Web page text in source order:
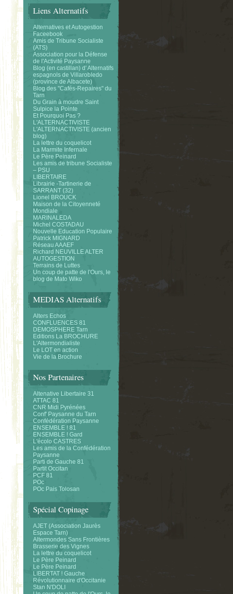
Liens Alternatifs
Alternatives et Autogestion
Faceebook
Amis de Tribune Socialiste
(ATS)
Association pour la Défense
de l'Activité Paysanne
Blog (en castillan) d' Alternatifs
espagnols de Villarobledo
(province de Albacete)
Blog des "Cafés-Repaires" du
Tarn
Du Grain à moudre Saint
Sulpice la Pointe
Et Pourquoi Pas ?
L'ALTERNACTIVISTE
L'ALTERNACTIVISTE (ancien
blog)
La lettre du coquelicot
La Marmite Infernale
Le Père Peinard
Les amis de tribune Socialiste
– PSU
LIBERTAIRE
Librairie -Tartinerie de
SARRANT (32)
Lionel BROUCK
Maison de la Citoyenneté
Mondiale
MARINALEDA
Michel COSTADAU
Nouvelle Education Populaire
Patrick MIGNARD
Réseau AAAEF
Richard NEUVILLE ALTER
AUTOGESTION
Terrains de Luttes
Un coup de patte de l'Ours, le
blog de Mato Wiko
MEDIAS Alternatifs
Alters Echos
CONFLUENCES 81
DEMOSPHERE Tarn
Editions La BROCHURE
L'Altermondialiste
Le LOT en action
Vie de la Brochure
Nos Partenaires
Altenative Libertaire 31
ATTAC 81
CNR Midi Pyrénées
Conf' Paysanne du Tarn
Confédération Paysanne
ENSEMBLE ! 81
ENSEMBLE ! Gard
L'écolo CASTRES
Les amis de la Confédération
Paysanne
Parti de Gauche 81
Partit Occitan
PCF 81
POc
POc Pais Tolosan
Spécial Copinage
AJET (Association Jaurès
Espace Tarn)
Altermondes Sans Frontières
Brasserie des Vignes
La lettre du coquelicot
Le Père Peinard
Le Père Peinard
LIBERTAT ! Gauche
Révolutionnaire d'Occitanie
Stan N'DOLI